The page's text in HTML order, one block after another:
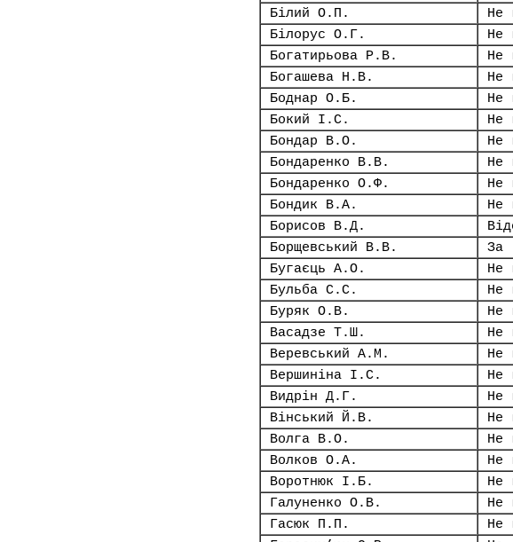
Білий О.П.
Не
Білорус О.Г.
Не
Богатирьова Р.В.
Не
Богашева Н.В.
Не
Боднар О.Б.
Не
Бокий І.С.
Не
Бондар В.О.
Не
Бондаренко В.В.
Не
Бондаренко О.Ф.
Не
Бондик В.А.
Не
Борисов В.Д.
Борщевський В.В.
За
Бугаєць А.О.
Не
Бульба С.С.
Не
Буряк О.В.
Не
Васадзе Т.Ш.
Не
Веревський А.М.
Не
Вершиніна І.С.
Не
Видрін Д.Г.
Не
Вінський Й.В.
Не
Волга В.О.
Не
Волков О.А.
Не
Воротнюк І.Б.
Не
Галуненко О.В.
Не
Гасюк П.П.
Не